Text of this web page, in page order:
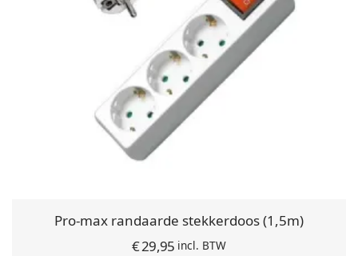
Pro-max randaarde stekkerdoos (1,5m)
€29,95 incl. BTW